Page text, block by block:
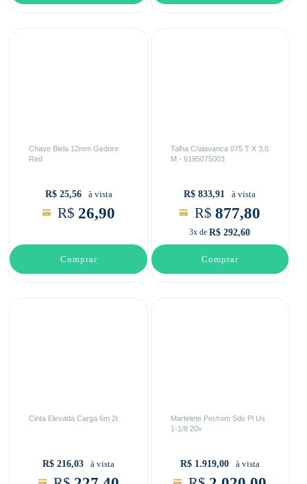
Chave Biela 12mm Gedore
Red
R$ 25,56 à vista
R$ 26,90
Comprar
Talha C/alavanca 075 T X 3,0
M - 6195075003
R$ 833,91 à vista
R$ 877,80
3x de R$ 292,60
Comprar
Cinta Elevada Carga 6m 2t
R$ 216,03 à vista
Martelete Per/rom Sds Pl Us
1-1/8 20v
R$ 1.919,00 à vista